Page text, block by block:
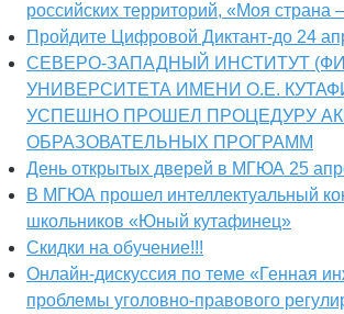
российских территорий, «Моя страна
Пройдите Цифровой Диктант-до 24
СЕВЕРО-ЗАПАДНЫЙ ИНСТИТУТ
УНИВЕРСИТЕТА ИМЕНИ О.Е.
УСПЕШНО ПРОШЕЛ ПРОЦЕДУРУ
ОБРАЗОВАТЕЛЬНЫХ ПРОГРАММ
День открытых дверей в МГЮА 25
В МГЮА прошел интеллектуальный
школьников «Юный кутафинец»
Скидки на обучение!!!
Онлайн-дискуссия по теме «Генная
проблемы уголовно-правового